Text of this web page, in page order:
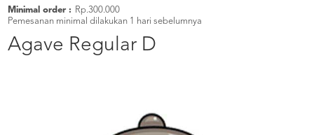
KATA
MEREKA
KATALOG
Minimal order :
Rp.300.000
Pemesanan minimal dilakukan 1 hari sebelumnya
Agave Regular D